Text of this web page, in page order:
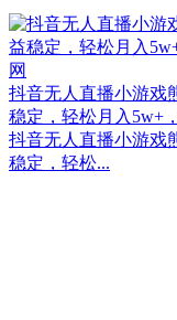
抖音无人直播小游戏
稳定，轻松月入5w+
抖音无人直播小游戏
稳定，轻松...